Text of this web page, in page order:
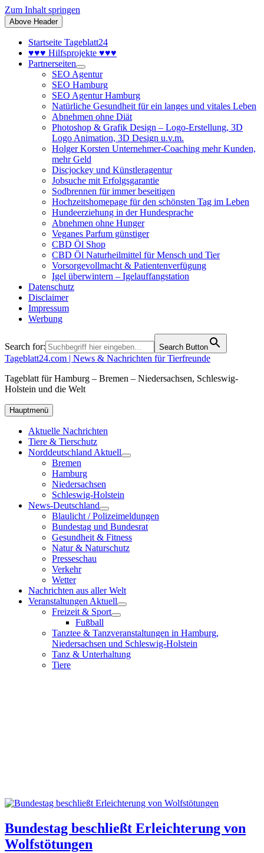
Zum Inhalt springen
Above Header
Startseite Tageblatt24
♥♥♥ Hilfsprojekte ♥♥♥
Partnerseiten
SEO Agentur
SEO Hamburg
SEO Agentur Hamburg
Natürliche Gesundheit für ein langes und vitales Leben
Abnehmen ohne Diät
Photoshop & Grafik Design – Logo-Erstellung, 3D
Logo Animation, 3D Design u.v.m.
Holger Korsten Unternehmer-Coaching mehr Kunden,
mehr Geld
Discjockey und Künstleragentur
Jobsuche mit Erfolgsgarantie
Sodbrennen für immer beseitigen
Hochzeitshomepage für den schönsten Tag im Leben
Hundeerziehung in der Hundesprache
Abnehmen ohne Hunger
Veganes Parfum günstiger
CBD Öl Shop
CBD Öl Naturheilmittel für Mensch und Tier
Vorsorgevollmacht & Patientenverfügung
Igel überwintern – Igelauffangstation
Datenschutz
Disclaimer
Impressum
Werbung
Search for: Search Button
Tageblatt24.com | News & Nachrichten für Tierfreunde
Tageblatt für Hamburg – Bremen – Niedersachsen, Schleswig-
Holstein und die Welt
Hauptmenü
Aktuelle Nachrichten
Tiere & Tierschutz
Norddeutschland Aktuell
Bremen
Hamburg
Niedersachsen
Schleswig-Holstein
News-Deutschland
Blaulicht / Polizeimeldungen
Bundestag und Bundesrat
Gesundheit & Fitness
Natur & Naturschutz
Presseschau
Verkehr
Wetter
Nachrichten aus aller Welt
Veranstaltungen Aktuell
Freizeit & Sport
Fußball
Tanztee & Tanzveranstaltungen in Hamburg,
Niedersachsen und Schleswig-Holstein
Tanz & Unterhaltung
Tiere
Bundestag beschließt Erleichterung von
Wolfstötungen